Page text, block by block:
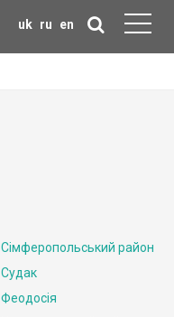
uk ru en
Сімферопольський район
Судак
Феодосія